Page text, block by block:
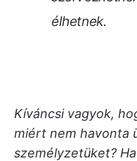
élhetnek.
Kíváncsi vagyok,
miért nem havonta
személyzetüket?